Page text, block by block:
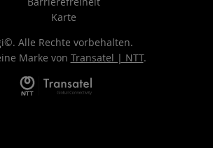
Karte
Alle Rechte vorbehalten.
Marke von Transatel | NTT.